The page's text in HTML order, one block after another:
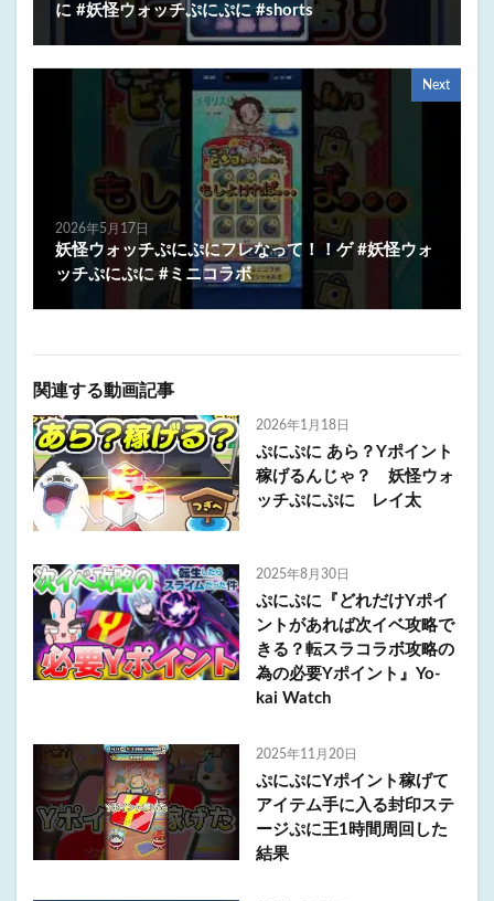
に #妖怪ウォッチぷにぷに #shorts
Next
2026年5月17日
妖怪ウォッチぷにぷにフレなって！！ゲ #妖怪ウォ
ッチぷにぷに #ミニコラボ
関連する動画記事
2026年1月18日
ぷにぷに あら？Yポイント
稼げるんじゃ？ 妖怪ウォ
ッチぷにぷに レイ太
2025年8月30日
ぷにぷに『どれだけYポイ
ントがあれば次イベ攻略で
きる？転スラコラボ攻略の
為の必要Yポイント』Yo-
kai Watch
2025年11月20日
ぷにぷにYポイント稼げて
アイテム手に入る封印ステ
ージぷに王1時間周回した
結果